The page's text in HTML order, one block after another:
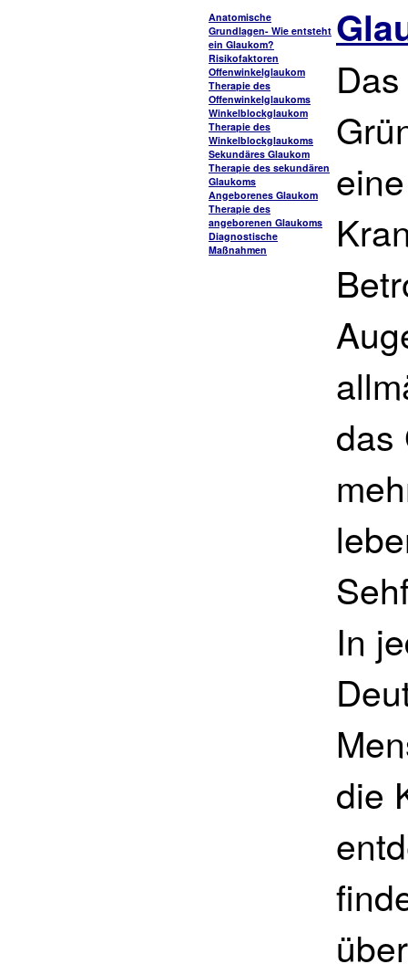
Anatomische
Grundlagen- Wie entsteht
ein Glaukom?
Risikofaktoren
Offenwinkelglaukom
Therapie des
Offenwinkelglaukoms
Winkelblockglaukom
Therapie des
Winkelblockglaukoms
Sekundäres Glaukom
Therapie des sekundären
Glaukoms
Angeborenes Glaukom
Therapie des
angeborenen Glaukoms
Diagnostische
Maßnahmen
das
In
die